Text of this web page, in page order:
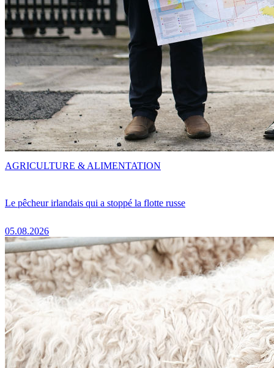
Le pêcheur irlandais qui a stoppé la flotte russe
05.08.2026
AGRICULTURE & ALIMENTATION